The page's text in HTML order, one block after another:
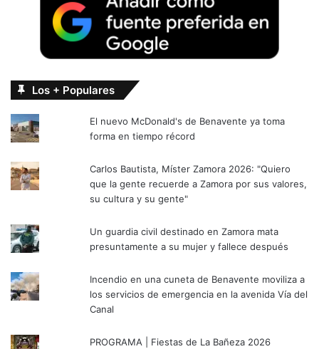
Los + Populares
El nuevo McDonald's de Benavente ya toma
forma en tiempo récord
Carlos Bautista, Míster Zamora 2026: "Quiero
que la gente recuerde a Zamora por sus valores,
su cultura y su gente"
Un guardia civil destinado en Zamora mata
presuntamente a su mujer y fallece después
Incendio en una cuneta de Benavente moviliza a
los servicios de emergencia en la avenida Vía del
Canal
PROGRAMA | Fiestas de La Bañeza 2026